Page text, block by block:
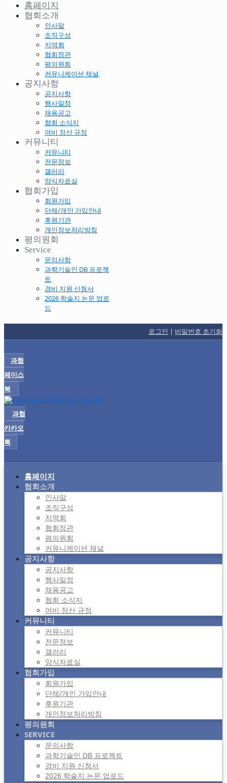
홈페이지
협회소개
인사말
조직구성
지역회
협회정관
평의원회
커뮤니케이션 채널
공지사항
공지사항
행사일정
채용공고
협회 소식지
여비 정산 규정
커뮤니티
커뮤니티
전문정보
갤러리
양식자료실
협회가입
회원가입
단체/개인 가입안내
후원기관
개인정보처리방침
평의원회
Service
문의사항
과학기술인 DB 프로젝
트
경비 지원 신청서
2026 학술지 논문 업로
드
로그인 | 비밀번호 초기화
과협
페이스
북
과협
카카오
톡
홈페이지
협회소개
인사말
조직구성
지역회
협회정관
평의원회
커뮤니케이션 채널
공지사항
공지사항
행사일정
채용공고
협회 소식지
여비 정산 규정
커뮤니티
커뮤니티
전문정보
갤러리
양식자료실
협회가입
회원가입
단체/개인 가입안내
후원기관
개인정보처리방침
평의원회
SERVICE
문의사항
과학기술인 DB 프로젝트
경비 지원 신청서
2026 학술지 논문 업로드